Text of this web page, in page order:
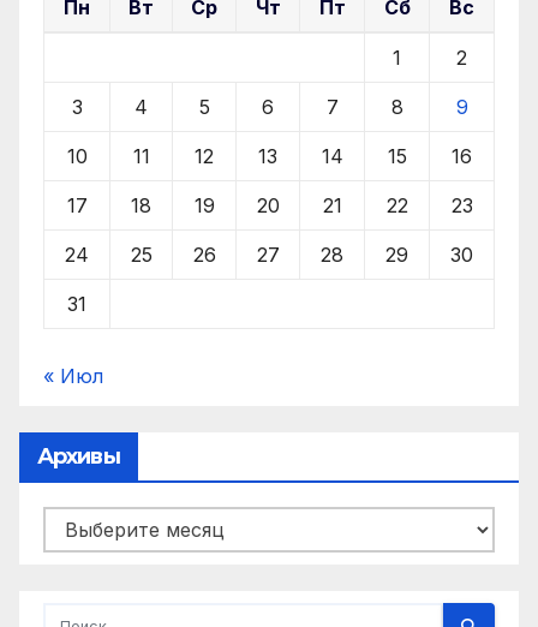
Пн Вт Ср Чт Пт Сб Вс
1 2
3 4 5 6 7 8 9
10 11 12 13 14 15 16
17 18 19 20 21 22 23
24 25 26 27 28 29 30
31
« Июл
Архивы
Архивы